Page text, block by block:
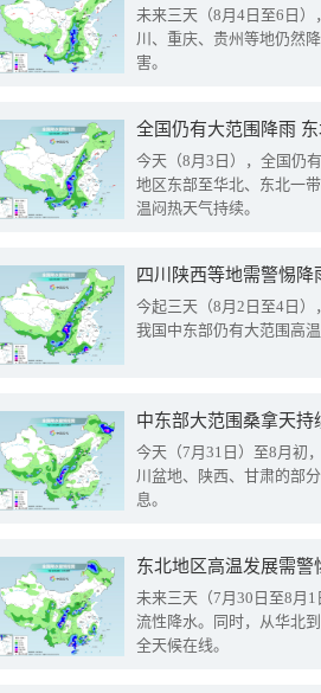
未来三天（8月4日至6日
川、重庆、贵州等地仍然
害。
全国仍有大范围降雨
今天（8月3日），全国仍
地区东部至华北、东北一
温闷热天气持续。
今起三天（8月2日至4日
我国中东部仍有大范围高
中东部大范围桑拿天
今天（7月31日）至8月初
川盆地、陕西、甘肃的部
息。
东北地区高温发展需
未来三天（7月30日至8月
流性降水。同时，从华北
全天候在线。